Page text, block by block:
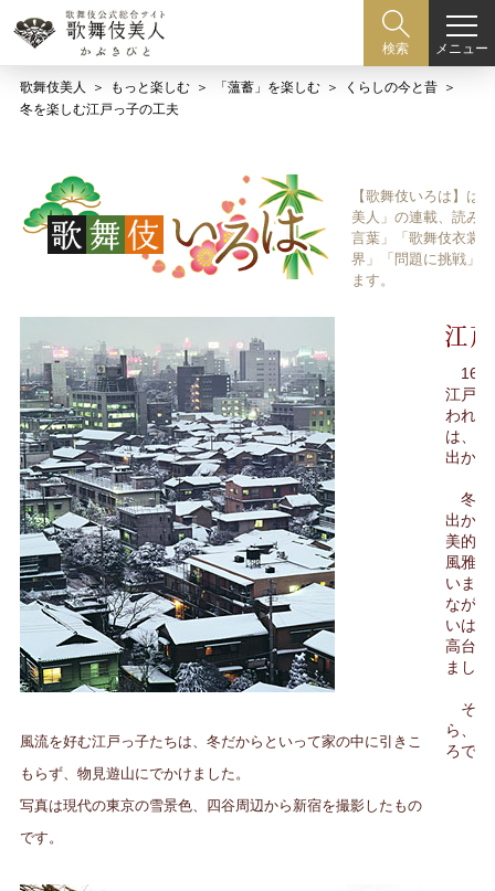
検索 メニュー
歌舞伎美人 もっと楽しむ 「薀蓄」を楽しむ
くらしの今と昔
冬を楽しむ江戸っ子の工夫
【歌舞伎いろは】は
美人」の連載、読み
言葉」「歌舞伎衣裳
界」「問題に挑戦」
ます。
風流を好む江戸っ子たちは、冬だからといって家の中に引きこ
もらず、物見遊山にでかけました。
写真は現代の東京の雪景色、四谷周辺から新宿を撮影したもの
です。
16～
江戸
われ
は、
出か
冬な
出か
美的
風雅
いま
なが
いは
高台
まし
それ
ら、
ろで